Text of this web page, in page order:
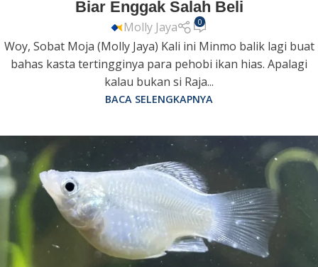
Biar Enggak Salah Beli
Molly Jaya 0
Woy, Sobat Moja (Molly Jaya) Kali ini Minmo balik lagi buat
bahas kasta tertingginya para pehobi ikan hias. Apalagi
kalau bukan si Raja...
BACA SELENGKAPNYA